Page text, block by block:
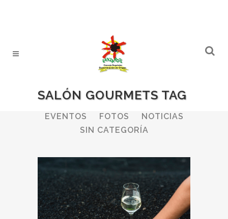
SALÓN GOURMETS TAG
ALL BODEGAS
BOLETINES
EVENTOS
FOTOS
NOTICIAS
SIN CATEGORÍA